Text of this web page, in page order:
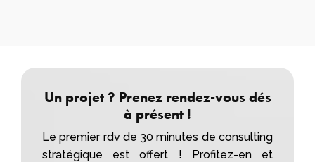
Un projet ? Prenez rendez-vous dés
à présent !
Le premier rdv de 30 minutes de consulting
stratégique est offert ! Profitez-en et